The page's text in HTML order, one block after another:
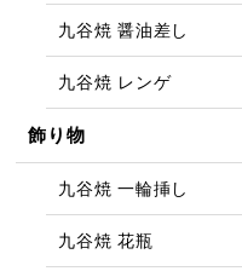
九谷焼 醤油差し
九谷焼 レンゲ
飾り物
九谷焼 一輪挿し
九谷焼 花瓶